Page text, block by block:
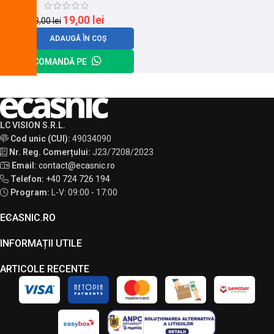
23,00lei 19,00 lei
ADAUGĂ ÎN COȘ
COMANDĂ PE
LC VISION S.R.L.
Cod unic (CUI): 49034090
Nr. Reg. Comerțului: J23/7208/2023
Email: contact@ecasnic.ro
Telefon: +40 724 726 194
Program:
L-V: 09:00 - 17:00
ECASNIC.RO
INFORMAȚII UTILE
ARTICOLE RECENTE